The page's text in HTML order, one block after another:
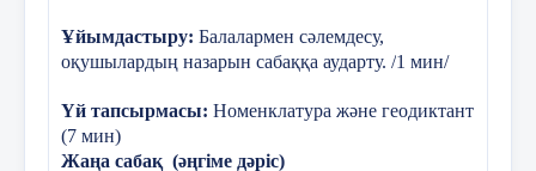
Әлемнің жетекші рейтингілік
Ұйымдастыру: Балалармен сәлемдесу,
оқушылардың назарын сабаққа аударту. /1 мин/
Үй тапсырмасы: Номенклатура және геодиктант
(7 мин)
Жаңа сабақ (әңгіме дәріс)